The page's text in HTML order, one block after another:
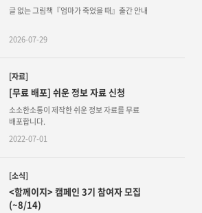
글 없는 그림책『엄마가 죽었을 때』출간 안내
2026-07-29
[자료]
[무료 배포] 쉬운 정보 자료 신청
소소한소통이 제작한 쉬운 정보 자료를 무료
배포합니다.
2022-07-01
[소식]
<함께이지> 캠페인 3기 참여자 모집
(~8/14)